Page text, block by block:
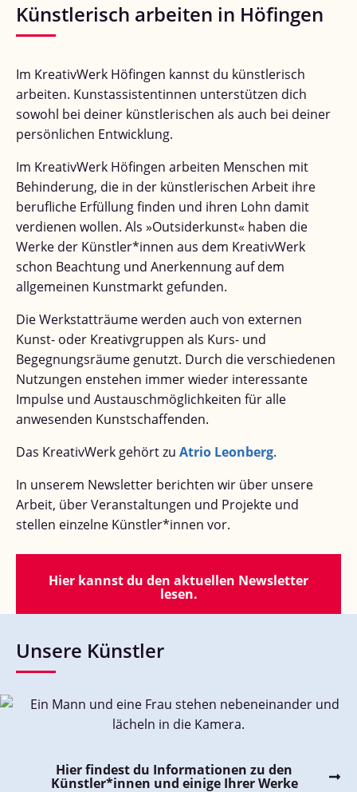
Künstlerisch arbeiten in Höfingen
Im KreativWerk Höfingen kannst du künstlerisch
arbeiten. Kunstassistentinnen unterstützen dich
sowohl bei deiner künstlerischen als auch bei deiner
persönlichen Entwicklung.
Im KreativWerk Höfingen arbeiten Menschen mit
Behinderung, die in der künstlerischen Arbeit ihre
berufliche Erfüllung finden und ihren Lohn damit
verdienen wollen. Als »Outsiderkunst« haben die
Werke der Künstler*innen aus dem KreativWerk
schon Beachtung und Anerkennung auf dem
allgemeinen Kunstmarkt gefunden.
Die Werkstatträume werden auch von externen
Kunst- oder Kreativgruppen als Kurs- und
Begegnungsräume genutzt. Durch die verschiedenen
Nutzungen enstehen immer wieder interessante
Impulse und Austauschmöglichkeiten für alle
anwesenden Kunstschaffenden.
Das KreativWerk gehört zu Atrio Leonberg.
In unserem Newsletter berichten wir über unsere
Arbeit, über Veranstaltungen und Projekte und
stellen einzelne Künstler*innen vor.
Hier kannst du den aktuellen Newsletter
lesen.
Unsere Künstler
Hier findest du Informationen zu den
Künstler*innen und einige Ihrer Werke